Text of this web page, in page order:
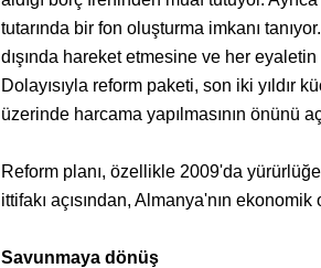
tutarında bir fon oluşturma imkanı
dışında hareket etmesine ve her
Dolayısıyla reform paketi, son iki yıldır
üzerinde harcama yapılmasının önünü
Reform planı, özellikle 2009'da
ittifakı açısından, Almanya'nın
Savunmaya dönüş